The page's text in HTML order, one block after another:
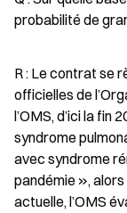
probabilité de
R : Le contrat se
officielles de
l’OMS, d’ici la fin
syndrome
avec syndrome
pandémie »,
actuelle, l’OMS